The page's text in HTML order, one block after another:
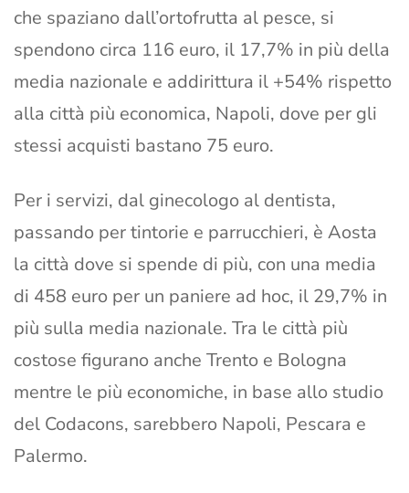
che spaziano dall’ortofrutta al pesce, si
spendono circa 116 euro, il 17,7% in più della
media nazionale e addirittura il +54% rispetto
alla città più economica, Napoli, dove per gli
stessi acquisti bastano 75 euro.
Per i servizi, dal ginecologo al dentista,
passando per tintorie e parrucchieri, è Aosta
la città dove si spende di più, con una media
di 458 euro per un paniere ad hoc, il 29,7% in
più sulla media nazionale. Tra le città più
costose figurano anche Trento e Bologna
mentre le più economiche, in base allo studio
del Codacons, sarebbero Napoli, Pescara e
Palermo.